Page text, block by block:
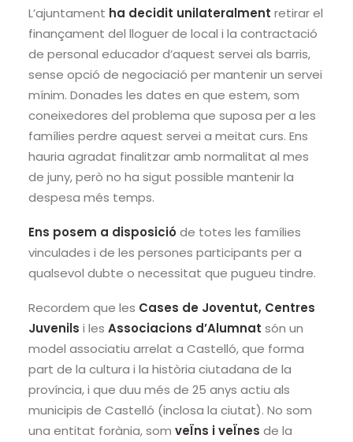
L’ajuntament ha decidit unilateralment retirar el
finançament del lloguer de local i la contractació
de personal educador d’aquest servei als barris,
sense opció de negociació per mantenir un servei
mínim. Donades les dates en que estem, som
coneixedores del problema que suposa per a les
famílies perdre aquest servei a meitat curs. Ens
hauria agradat finalitzar amb normalitat al mes
de juny, però no ha sigut possible mantenir la
despesa més temps.
Ens posem a disposicióde totes les famílies
vinculades i de les persones participants per a
qualsevol dubte o necessitat que pugueu tindre.
Recordem que les Cases de Joventut, Centres
Juvenils i les Associacions d’Alumnat són un
model associatiu arrelat a Castelló, que forma
part de la cultura i la història ciutadana de la
província, i que duu més de 25 anys actiu als
municipis de Castelló (inclosa la ciutat). No som
una entitat forània, som veÏns i veÏnes de la